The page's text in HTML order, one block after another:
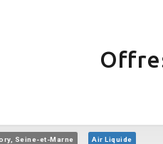
Seine-et-Marne Air Liquide